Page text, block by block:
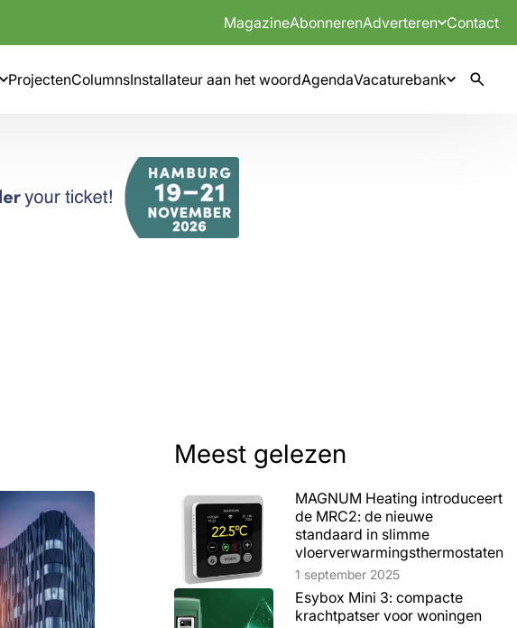
MagazineAbonnerenAdverteren Contact
ProjectenColumnsInstallateur aan het woordAgendaVacaturebank
Meest gelezen
MAGNUM Heating introduceert
de MRC2: de nieuwe
standaard in slimme
vloerverwarmingsthermostaten
Lees artikel
1 september 2025
Esybox Mini 3: compacte
krachtpatser voor woningen
Lees artikel